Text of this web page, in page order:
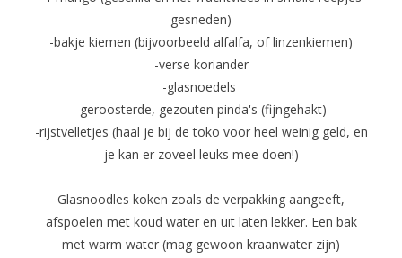
gesneden)
-bakje kiemen (bijvoorbeeld alfalfa, of linzenkiemen)
-verse koriander
-glasnoedels
-geroosterde, gezouten pinda's (fijngehakt)
-rijstvelletjes (haal je bij de toko voor heel weinig geld, en
je kan er zoveel leuks mee doen!)
Glasnoodles koken zoals de verpakking aangeeft,
afspoelen met koud water en uit laten lekker. Een bak
met warm water (mag gewoon kraanwater zijn)